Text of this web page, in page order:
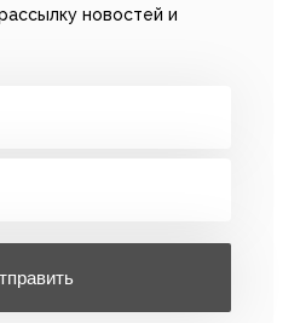
новостей и